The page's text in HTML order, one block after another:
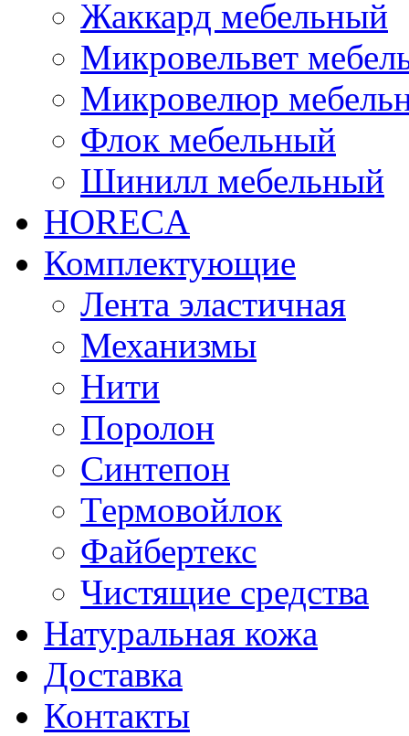
Жаккард мебельный
Микровельвет
Микровелюр
Флок мебельный
Шинилл мебельный
HORECA
Комплектующие
Лента эластичная
Механизмы
Нити
Поролон
Синтепон
Термовойлок
Файбертекс
Чистящие средства
Натуральная кожа
Доставка
Контакты